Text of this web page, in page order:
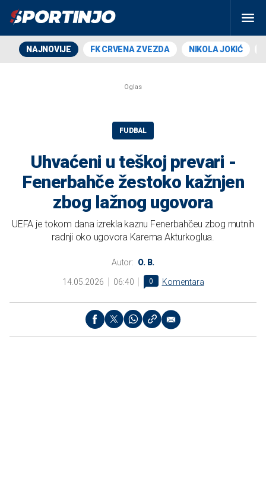
NAJNOVIJE FK CRVENA ZVEZDA NIKOLA JOKIĆ
FUDBAL
Uhvaćeni u teškoj prevari -
Fenerbahče žestoko kažnjen
zbog lažnog ugovora
UEFA je tokom dana izrekla kaznu Fenerbahčeu zbog mutnih
radnji oko ugovora Karema Akturkoglua.
Autor: O. B.
14.05.2026 06:40 0 Komentara